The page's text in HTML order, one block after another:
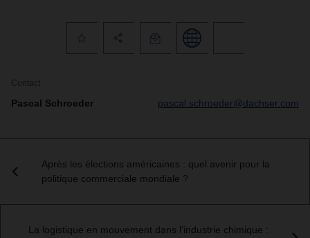
Contact
Pascal Schroeder pascal.schroeder@dachser.com
Après les élections américaines : quel avenir pour la
politique commerciale mondiale ?
La logistique en mouvement dans l’industrie chimique :